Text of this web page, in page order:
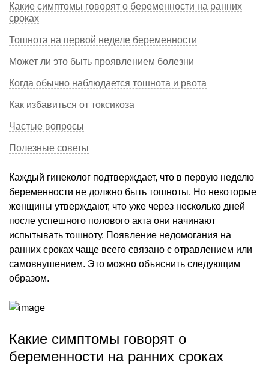
Какие симптомы говорят о беременности на ранних
сроках
Тошнота на первой неделе беременности
Может ли это быть проявлением болезни
Когда обычно наблюдается тошнота и рвота
Как избавиться от токсикоза
Частые вопросы
Полезные советы
Каждый гинеколог подтверждает, что в первую неделю
беременности не должно быть тошноты. Но некоторые
женщины утверждают, что уже через несколько дней
после успешного полового акта они начинают
испытывать тошноту. Появление недомогания на
ранних сроках чаще всего связано с отравлением или
самовнушением. Это можно объяснить следующим
образом.
Какие симптомы говорят о
беременности на ранних сроках